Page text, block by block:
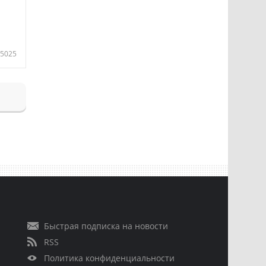
5025
Быстрая подписка на новости
RSS
Политика конфиденциальности